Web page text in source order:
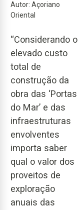
Autor: Açoriano
Oriental
“Considerando o
elevado custo
total de
construção da
obra das ‘Portas
do Mar’ e das
infraestruturas
envolventes
importa saber
qual o valor dos
proveitos de
exploração
anuais das